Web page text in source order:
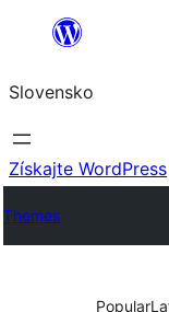
Prejsť
obsah
Slovensko
Získajte WordPress
Themes
Popular